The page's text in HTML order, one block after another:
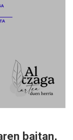
baitan,